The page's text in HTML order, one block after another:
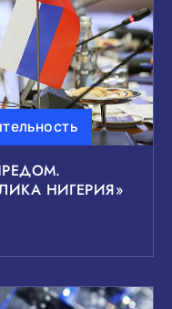
НИГЕРИЯ»